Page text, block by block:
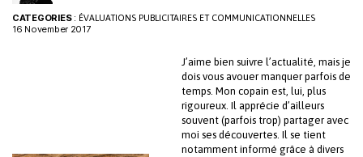
CATEGORIES: ÉVALUATIONS PUBLICITAIRES ET COMMUNICATIONNELLES
16 November 2017
J’aime bien suivre l’actualité, mais je
dois vous avouer manquer parfois de
temps. Mon copain est, lui, plus
rigoureux. Il apprécie d’ailleurs
souvent (parfois trop) partager avec
moi ses découvertes. Il se tient
notamment informé grâce à divers